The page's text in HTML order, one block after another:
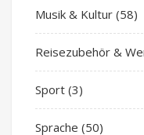
Musik & Kultur (58)
Reisezubehör &
Sport (3)
Sprache (50)